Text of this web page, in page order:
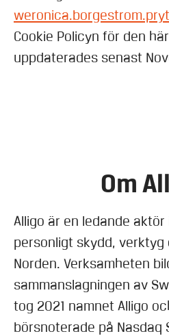
Cookie Policyn för den
uppdaterades senast
Om
Alligo är en ledande
personligt skydd,
Norden. Verksamheten
sammanslagningen av
tog 2021 namnet Alligo
börsnoterade på Nasdaq